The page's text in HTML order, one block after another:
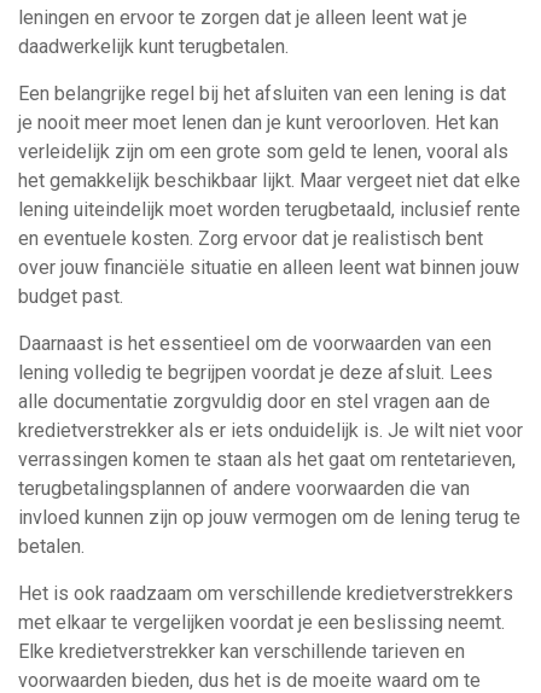
leningen en ervoor te zorgen dat je alleen leent wat je
daadwerkelijk kunt terugbetalen.
Een belangrijke regel bij het afsluiten van een lening is dat
je nooit meer moet lenen dan je kunt veroorloven. Het kan
verleidelijk zijn om een grote som geld te lenen, vooral als
het gemakkelijk beschikbaar lijkt. Maar vergeet niet dat elke
lening uiteindelijk moet worden terugbetaald, inclusief rente
en eventuele kosten. Zorg ervoor dat je realistisch bent
over jouw financiële situatie en alleen leent wat binnen jouw
budget past.
Daarnaast is het essentieel om de voorwaarden van een
lening volledig te begrijpen voordat je deze afsluit. Lees
alle documentatie zorgvuldig door en stel vragen aan de
kredietverstrekker als er iets onduidelijk is. Je wilt niet voor
verrassingen komen te staan ​​als het gaat om rentetarieven,
terugbetalingsplannen of andere voorwaarden die van
invloed kunnen zijn op jouw vermogen om de lening terug te
betalen.
Het is ook raadzaam om verschillende kredietverstrekkers
met elkaar te vergelijken voordat je een beslissing neemt.
Elke kredietverstrekker kan verschillende tarieven en
voorwaarden bieden, dus het is de moeite waard om te